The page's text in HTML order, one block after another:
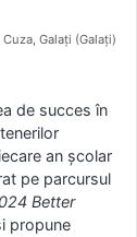
Galați (Galaţi)
de succes în
an școlar
pe parcursul
Better
propune